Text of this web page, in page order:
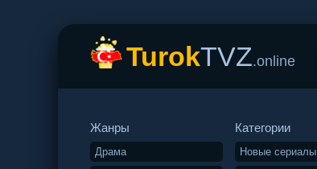
TurokTVZ.online
Жанры
Драма
Категории
Новые сериалы